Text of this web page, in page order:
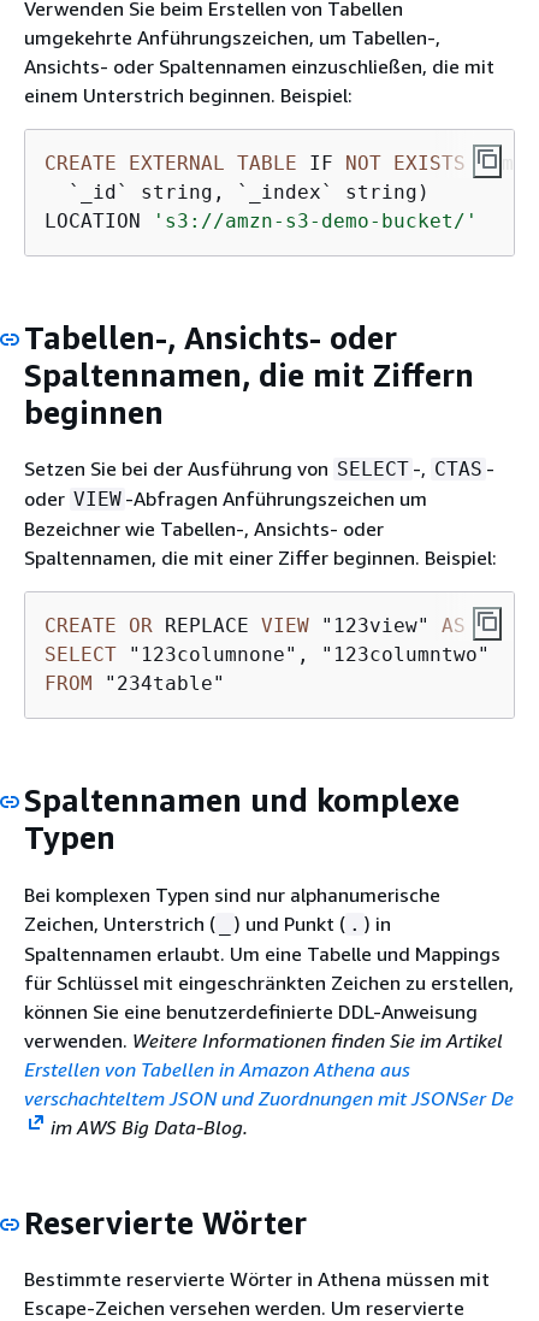
Verwenden Sie beim Erstellen von Tabellen
umgekehrte Anführungszeichen, um Tabellen-,
Ansichts- oder Spaltennamen einzuschließen, die mit
einem Unterstrich beginnen. Beispiel:
CREATE EXTERNAL TABLE IF NOT EXISTS
  `_id` string, `_index` string)
LOCATION
's3://amzn-s3-demo-bucket/'
Tabellen-, Ansichts- oder
Spaltennamen, die mit Ziffern
beginnen
Setzen Sie bei der Ausführung von SELECT -, CTAS -
oder VIEW -Abfragen Anführungszeichen um
Bezeichner wie Tabellen-, Ansichts- oder
Spaltennamen, die mit einer Ziffer beginnen. Beispiel:
CREATE OR REPLACE VIEW "123view" AS
SELECT
FROM "234table"
Spaltennamen und komplexe
Typen
Bei komplexen Typen sind nur alphanumerische
Zeichen, Unterstrich (
) und Punkt ( . ) in
Spaltennamen erlaubt. Um eine Tabelle und Mappings
für Schlüssel mit eingeschränkten Zeichen zu erstellen,
können Sie eine benutzerdefinierte DDL-Anweisung
verwenden. Weitere Informationen finden Sie im Artikel
Erstellen von Tabellen in Amazon Athena aus
verschachteltem JSON und Zuordnungen mit JSONSer De
im AWS Big Data-Blog.
Reservierte Wörter
Bestimmte reservierte Wörter in Athena müssen mit
Escape-Zeichen versehen werden. Um reservierte